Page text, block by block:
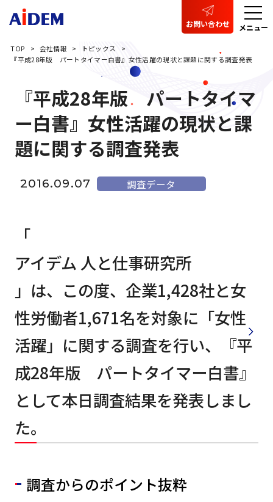
お問い合わせ メニュー
TOP 会社情報
トピックス
『平成28年版 パートタイマー白書』女性活躍の現状と課題に関する調査発表
『平成28年版 パートタイマ
ー白書』女性活躍の現状と課
題に関する調査発表
2016.09.07 調査データ
「
アイデム 人と仕事研究所
」は、この度、企業1,428社と女
性労働者1,671名を対象に「女性
活躍」に関する調査を行い、『平
成28年版 パートタイマー白書』
として本日調査結果を発表しまし
た。
調査からのポイント抜粋